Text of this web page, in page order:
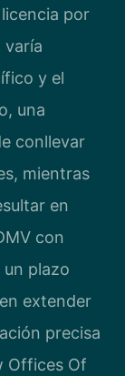
por
varía
y el
una
conllevar
mientras
en
con
plazo
extender
precisa
Offices Of